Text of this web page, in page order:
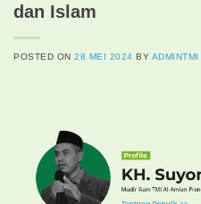
dan Islam
POSTED ON28 MEI 2024 BY ADMINTMI